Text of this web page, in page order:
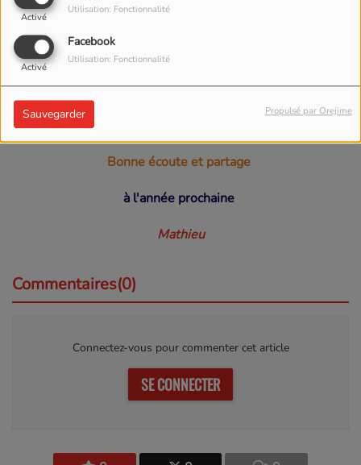
Activé
Utilisation: Fonctionnalité
Facebook
Activé
Utilisation: Fonctionnalité
Sauvegarder Propulsé par Orejime
"Street Art City"
Avec undernier jour Exceptionnel !
Unejournée dédicace
Bonne écoute et partage
à l'année prochaine
Mathieu
Commentaires(0)
Connectez-vous pour commenter cet article
SE CONNECTER